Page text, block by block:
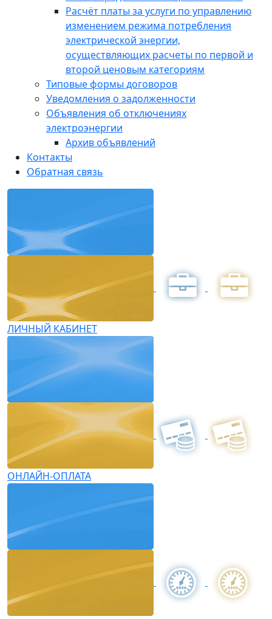
Расчёт платы за услуги по управлению
изменением режима потребления
электрической энергии,
осуществляющих расчеты по первой и
второй ценовым категориям
Типовые формы договоров
Уведомления о задолженности
Объявления об отключениях
электроэнергии
Архив объявлений
Контакты
Обратная связь
ЛИЧНЫЙ КАБИНЕТ
ОНЛАЙН-ОПЛАТА